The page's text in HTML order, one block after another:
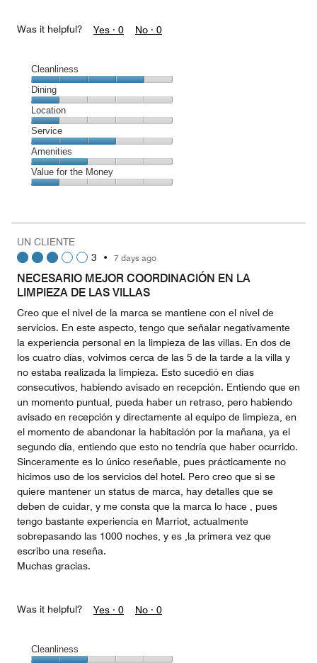
Was it helpful? Yes · 0 No · 0
Cleanliness
Cleanliness,
4
out
of
5
Dining
Dining,
1
out
of
5
Location
Location,
1
out
of
5
Service
Service,
3
out
Amenities
Amenities,
2
5
Value for the Money
1
out
of
5
UN CLIENTE
3 • 7 days ago
NECESARIO MEJOR COORDINACIÓN EN LA
LIMPIEZA DE LAS VILLAS
Creo que el nivel de la marca se mantiene con el nivel de
servicios. En este aspecto, tengo que señalar negativamente
la experiencia personal en la limpieza de las villas. En dos de
los cuatro días, volvimos cerca de las 5 de la tarde a la villa y
no estaba realizada la limpieza. Esto sucedió en días
consecutivos, habiendo avisado en recepción. Entiendo que en
un momento puntual, pueda haber un retraso, pero habiendo
avisado en recepción y directamente al equipo de limpieza, en
el momento de abandonar la habitación por la mañana, ya el
segundo día, entiendo que esto no tendría que haber ocurrido.
Sinceramente es lo único reseñable, pues prácticamente no
hicimos uso de los servicios del hotel. Pero creo que si se
quiere mantener un status de marca, hay detalles que se
deben de cuidar, y me consta que la marca lo hace , pues
tengo bastante experiencia en Marriot, actualmente
sobrepasando las 1000 noches, y es ,la primera vez que
escribo una reseña.
Muchas gracias.
Was it helpful? Yes · 0 No · 0
Cleanliness